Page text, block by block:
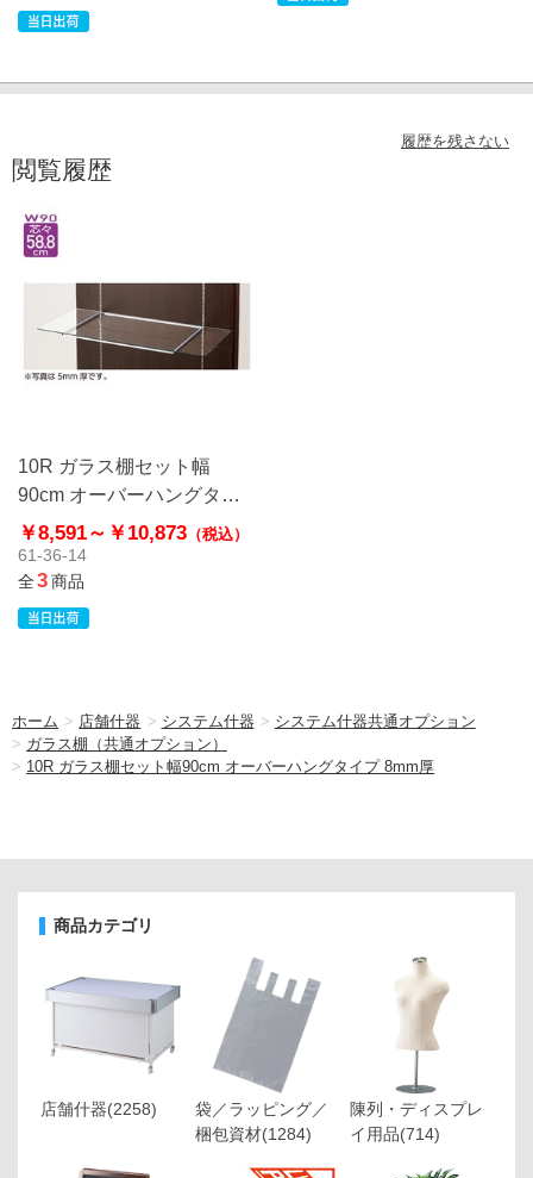
履歴を残さない
閲覧履歴
10R ガラス棚セット幅
90cm オーバーハングタイ
プ 8mm厚
￥8,591～ ￥10,873 （税込）
61-36-14
全3商品
ホーム > 店舗什器 > システム什器 > システム什器共通オプション
> ガラス棚（共通オプション）
> 10R ガラス棚セット幅90cm オーバーハングタイプ 8mm厚
商品カテゴリ
店舗什器(2258)
袋／ラッピング／
梱包資材(1284)
陳列・ディスプレ
イ用品(714)